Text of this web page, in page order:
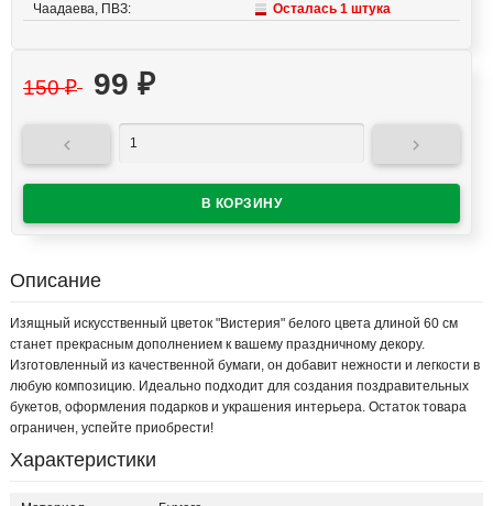
Чаадаева, ПВЗ: Осталась 1 штука
150₽ 99 ₽
 
Описание
Изящный искусственный цветок "Вистерия" белого цвета длиной 60 см
станет прекрасным дополнением к вашему праздничному декору.
Изготовленный из качественной бумаги, он добавит нежности и легкости в
любую композицию. Идеально подходит для создания поздравительных
букетов, оформления подарков и украшения интерьера. Остаток товара
ограничен, успейте приобрести!
Характеристики